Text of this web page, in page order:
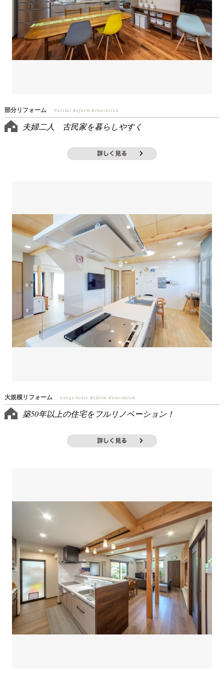
部分リフォーム Partial Reform Renovation
夫婦二人 古民家を暮らしやすく
大規模リフォーム Large Scale Reform Renovation
築50年以上の住宅をフルリノベーション！